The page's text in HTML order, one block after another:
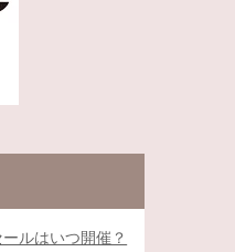
ルはいつ開催？